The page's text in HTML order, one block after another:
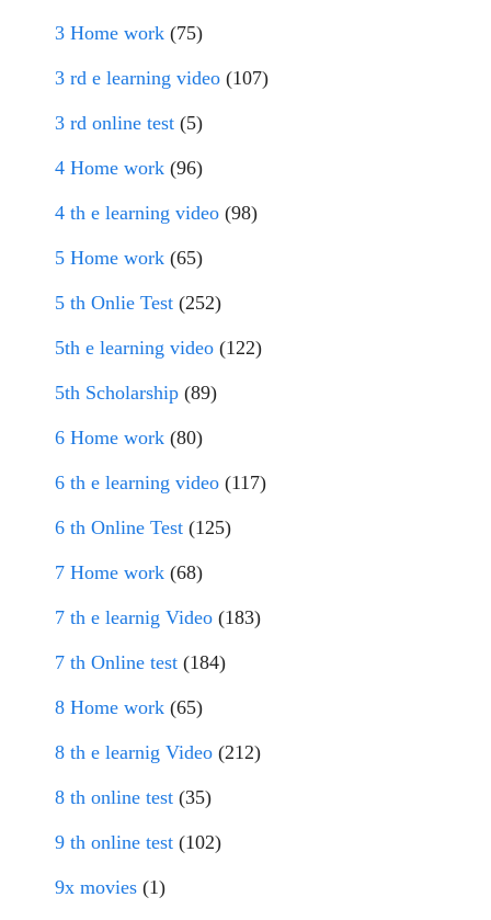
3 Home work (75)
3 rd e learning video (107)
3 rd online test (5)
4 Home work (96)
4 th e learning video (98)
5 Home work (65)
5 th Onlie Test (252)
5th e learning video (122)
5th Scholarship (89)
6 Home work (80)
6 th e learning video (117)
6 th Online Test (125)
7 Home work (68)
7 th e learnig Video (183)
7 th Online test (184)
8 Home work (65)
8 th e learnig Video (212)
8 th online test (35)
9 th online test (102)
9x movies (1)